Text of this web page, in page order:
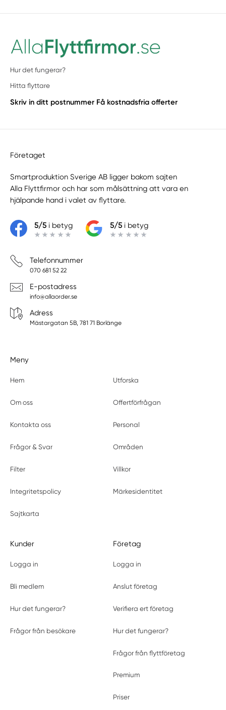
Hur det fungerar?
Hitta flyttare
Skriv in ditt postnummer Få kostnadsfria offerter
Företaget
Smartproduktion Sverige AB ligger bakom sajten
Alla Flyttfirmor och har som målsättning att vara en
hjälpande hand i valet av flyttare.
5/5i betyg 5/5i betyg
Telefonnummer
070 681 52 22
E-postadress
info@allaorder.se
Adress
Mästargatan 5B, 781 71 Borlänge
Meny
Hem Utforska
Om oss Offertförfrågan
Kontakta oss Personal
Frågor & Svar Områden
Filter Villkor
Integritetspolicy Märkesidentitet
Sajtkarta
Kunder
Logga in
Bli medlem
Hur det fungerar?
Frågor från besökare
Företag
Logga in
Anslut företag
Verifiera ert företag
Hur det fungerar?
Frågor från flyttföretag
Premium
Priser